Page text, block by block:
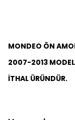
MONDEO ÖN
2007-2013 MODEL
İTHAL ÜRÜNDÜR.